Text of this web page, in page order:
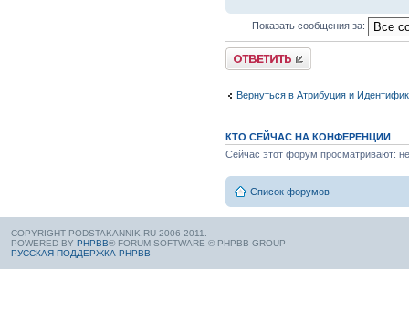
Показать сообщения за:
Вернуться в Атрибуция и
КТО СЕЙЧАС НА КОНФЕРЕНЦИИ
Сейчас этот форум просматривают:
Список форумов
COPYRIGHT PODSTAKANNIK.RU 2006-2011.
POWERED BY PHPBB® FORUM SOFTWARE © PHPBB GROUP
РУССКАЯ ПОДДЕРЖКА PHPBB